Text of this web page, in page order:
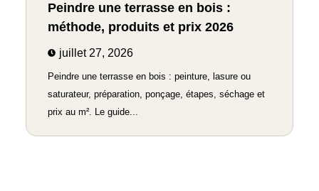
Peindre une terrasse en bois :
méthode, produits et prix 2026
juillet 27, 2026
Peindre une terrasse en bois : peinture, lasure ou
saturateur, préparation, ponçage, étapes, séchage et
prix au m². Le guide...